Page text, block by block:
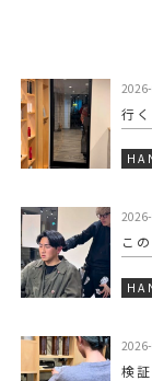
行
こ
検証